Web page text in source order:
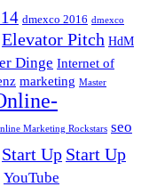
dmexco 2016 dmexco
Elevator Pitch HdM
Dinge Internet of
marketing Master
Marketing Rockstars seo
Start Up Start Up
YouTube